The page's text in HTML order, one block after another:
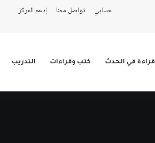
حسابي تواصل معنا إدعم المركز
قراءة في الحدث كتب وقراءات التدريب